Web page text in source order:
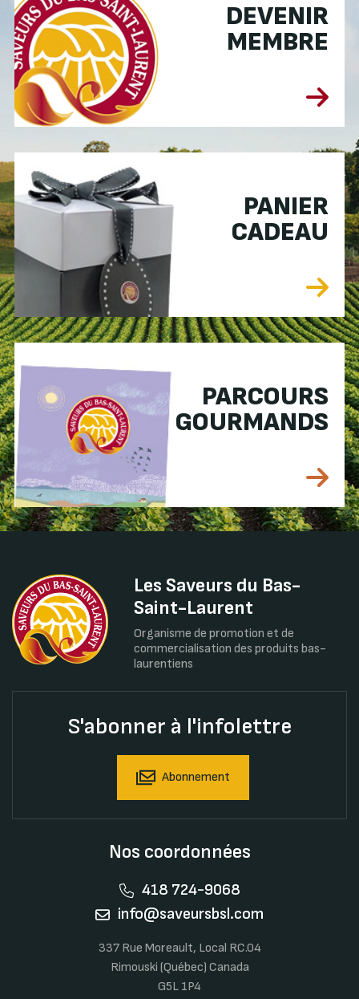
DEVENIR
MEMBRE
PANIER
CADEAU
PARCOURS
GOURMANDS
Les Saveurs du Bas-
Saint-Laurent
Organisme de promotion et de
commercialisation des produits bas-
laurentiens
S'abonner à l'infolettre
Abonnement
Nos coordonnées
418 724-9068
info@saveursbsl.com
337 Rue Moreault, Local RC.04
Rimouski (Québec) Canada
G5L 1P4